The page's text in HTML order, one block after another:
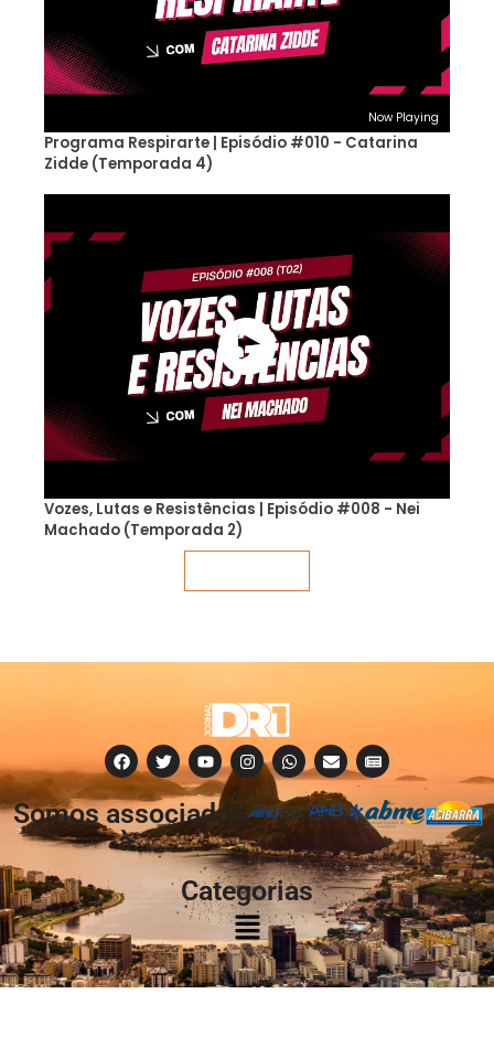
Now Playing
Programa Respirarte | Episódio #010 - Catarina
Zidde (Temporada 4)
Vozes, Lutas e Resistências | Episódio #008 - Nei
Machado (Temporada 2)
Somos associados
à:
Categorias